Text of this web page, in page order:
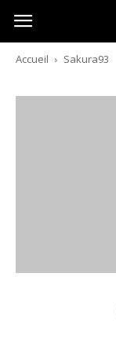
Australia-
australie.com
Accueil Sakura93